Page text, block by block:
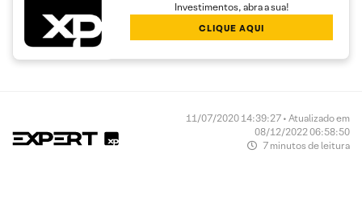
Investimentos, abra a sua!
CLIQUE AQUI
11/07/2020 14:39:27 • Atualizado em
08/12/2022 06:58:50
7 minutos de leitura